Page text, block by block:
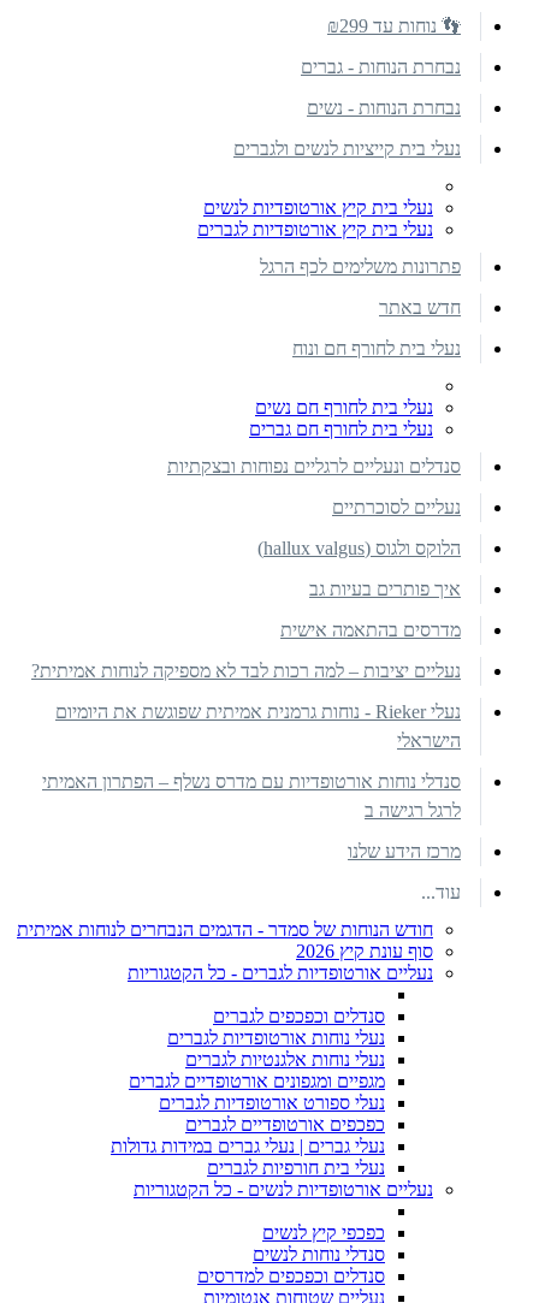
👣 נוחות עד ₪299
נבחרת הנוחות - גברים
נבחרת הנוחות - נשים
נעלי בית קייציות לנשים ולגברים
נעלי בית קיץ אורטופדיות לנשים
נעלי בית קיץ אורטופדיות לגברים
פתרונות משלימים לכף הרגל
חדש באתר
נעלי בית לחורף חם ונוח
נעלי בית לחורף חם נשים
נעלי בית לחורף חם גברים
סנדלים ונעליים לרגליים נפוחות ובצקתיות
נעליים לסוכרתיים
הלוקס ולגוס (hallux valgus)
איך פותרים בעיות גב
מדרסים בהתאמה אישית
נעליים יציבות – למה רכות לבד לא מספיקה לנוחות אמיתית?
נעלי Rieker - נוחות גרמנית אמיתית שפוגשת את היומיום
הישראלי
סנדלי נוחות אורטופדיות עם מדרס נשלף – הפתרון האמיתי
לרגל רגישה ב
מרכז הידע שלנו
עוד...
חודש הנוחות של סמדר - הדגמים הנבחרים לנוחות אמיתית
סוף עונת קיץ 2026
נעליים אורטופדיות לגברים - כל הקטגוריות
סנדלים וכפכפים לגברים
נעלי נוחות אורטופדיות לגברים
נעלי נוחות אלגנטיות לגברים
מגפיים ומגפונים אורטופדיים לגברים
נעלי ספורט אורטופדיות לגברים
כפכפים אורטופדיים לגברים
נעלי גברים | נעלי גברים במידות גדולות
נעלי בית חורפיות לגברים
נעליים אורטופדיות לנשים - כל הקטגוריות
כפכפי קיץ לנשים
סנדלי נוחות לנשים
סנדלים וכפכפים למדרסים
נעליים שטוחות אנטומיות